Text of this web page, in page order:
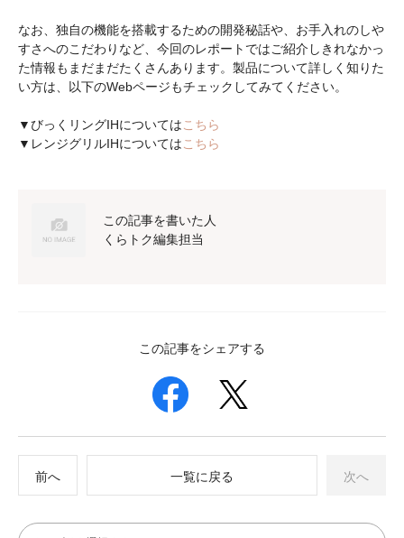
なお、独自の機能を搭載するための開発秘話や、お手入れのしや
すさへのこだわりなど、今回のレポートではご紹介しきれなかっ
た情報もまだまだたくさんあります。製品について詳しく知りた
い方は、以下のWebページもチェックしてみてください。
▼びっくリングIHについては こちら
▼レンジグリルIHについては こちら
この記事を書いた人
くらトク編集担当
この記事をシェアする
前へ 一覧に戻る 次へ